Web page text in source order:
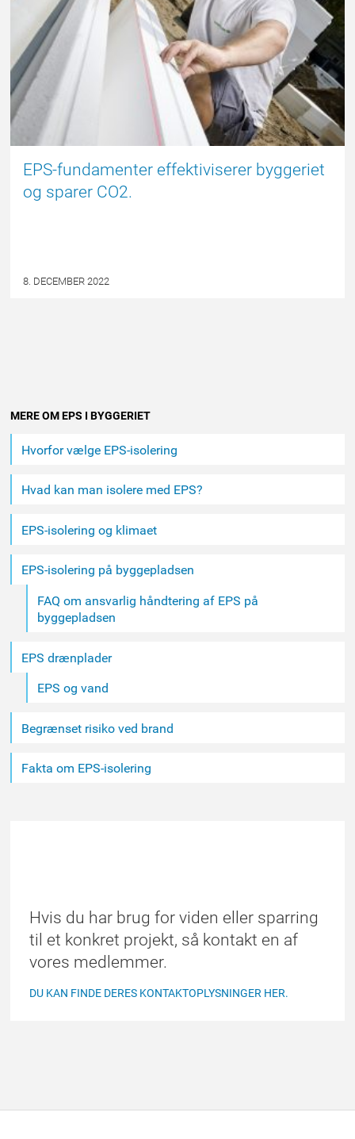
EPS-fundamenter effektiviserer byggeriet
og sparer CO2.
8. DECEMBER 2022
Andet
indhold
MERE OM EPS I BYGGERIET
Hvorfor vælge EPS-isolering
Hvad kan man isolere med EPS?
EPS-isolering og klimaet
EPS-isolering på byggepladsen
FAQ om ansvarlig håndtering af EPS på
byggepladsen
EPS drænplader
EPS og vand
Begrænset risiko ved brand
Fakta om EPS-isolering
Hvis du har brug for viden eller sparring
til et konkret projekt, så kontakt en af
vores medlemmer.
DU KAN FINDE DERES KONTAKTOPLYSNINGER HER.